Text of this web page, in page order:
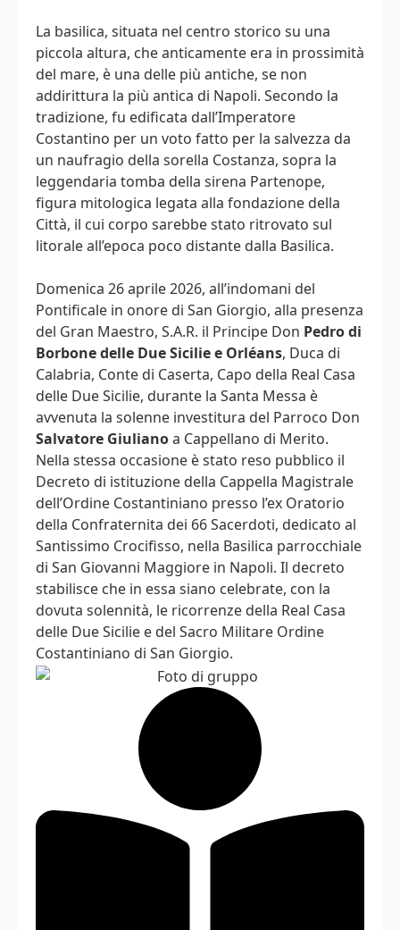
La basilica, situata nel centro storico su una
piccola altura, che anticamente era in prossimità
del mare, è una delle più antiche, se non
addirittura la più antica di Napoli. Secondo la
tradizione, fu edificata dall’Imperatore
Costantino per un voto fatto per la salvezza da
un naufragio della sorella Costanza, sopra la
leggendaria tomba della sirena Partenope,
figura mitologica legata alla fondazione della
Città, il cui corpo sarebbe stato ritrovato sul
litorale all’epoca poco distante dalla Basilica.
Domenica 26 aprile 2026, all’indomani del
Pontificale in onore di San Giorgio, alla presenza
del Gran Maestro, S.A.R. il Principe Don Pedro di
Borbone delle Due Sicilie e Orléans, Duca di
Calabria, Conte di Caserta, Capo della Real Casa
delle Due Sicilie, durante la Santa Messa è
avvenuta la solenne investitura del Parroco Don
Salvatore Giulianoa Cappellano di Merito.
Nella stessa occasione è stato reso pubblico il
Decreto di istituzione della Cappella Magistrale
dell’Ordine Costantiniano presso l’ex Oratorio
della Confraternita dei 66 Sacerdoti, dedicato al
Santissimo Crocifisso, nella Basilica parrocchiale
di San Giovanni Maggiore in Napoli. Il decreto
stabilisce che in essa siano celebrate, con la
dovuta solennità, le ricorrenze della Real Casa
delle Due Sicilie e del Sacro Militare Ordine
Costantiniano di San Giorgio.